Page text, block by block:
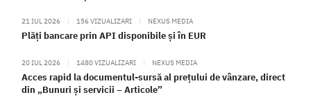
21 IUL 2026 | 156 VIZUALIZARI | NEXUS MEDIA
Plăți bancare prin API disponibile și în EUR
20 IUL 2026 | 1480 VIZUALIZARI | NEXUS MEDIA
Acces rapid la documentul-sursă al prețului de vânzare, direct
din „Bunuri și servicii – Articole”